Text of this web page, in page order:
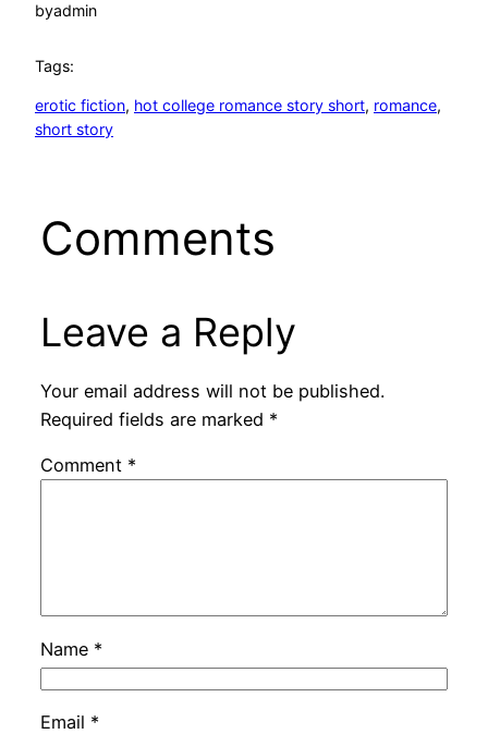
byadmin
Tags:
erotic fiction, hot college romance story short, romance
short story
Comments
Leave a Reply
Your email address will not be published.
Required fields are marked *
Comment *
Name *
Email *